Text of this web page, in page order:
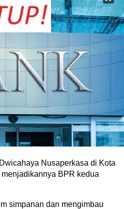
Nusaperkasa di Kota
BPR kedua
simpanan dan mengimbau